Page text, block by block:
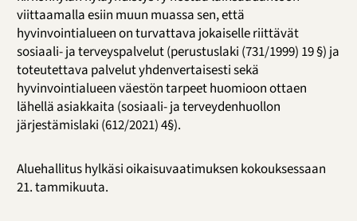
viittaamalla esiin muun muassa sen, että
hyvinvointialueen on turvattava jokaiselle riittävät
sosiaali- ja terveyspalvelut (perustuslaki (731/1999) 19 §) ja
toteutettava palvelut yhdenvertaisesti sekä
hyvinvointialueen väestön tarpeet huomioon ottaen
lähellä asiakkaita (sosiaali- ja terveydenhuollon
järjestämislaki (612/2021) 4§).
Aluehallitus hylkäsi oikaisuvaatimuksen kokouksessaan
21. tammikuuta.